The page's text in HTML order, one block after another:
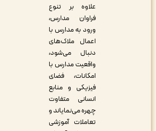
علاوه بر تنوع
فراوان مدارس،
ورود به مدارس با
اعمال ملاک‌های
دنبال می‌شود،
واقعیت مدارس با
امکانات، فضای
فیزیکی و منابع
انسانی متفاوت
چهره می‌نمایاند و
تعاملات آموزشی